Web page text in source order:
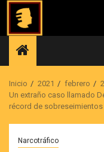
Saltar
contenido
Inicio 2021 febrero
Un extraño caso llamado
récord de sobreseimientos
Narcotráfico